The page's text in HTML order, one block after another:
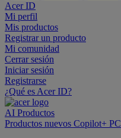
Acer ID
Mi perfil
Mis productos
Registrar un producto
Mi comunidad
Cerrar sesión
Iniciar sesión
Registrarse
¿Qué es Acer ID?
AI Productos
Productos nuevos Copilot+ PC